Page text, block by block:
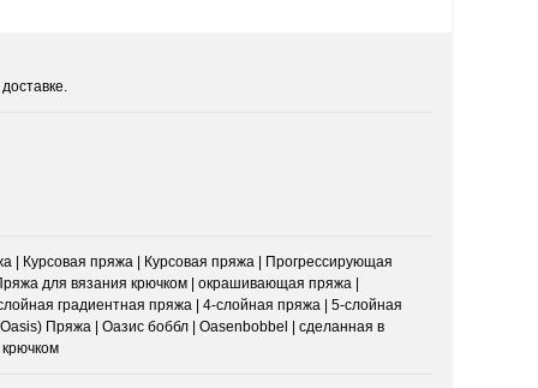
| Курсовая пряжа | Курсовая пряжа | Прогрессирующая
для вязания крючком | окрашивающая пряжа |
градиентная пряжа | 4-слойная пряжа | 5-слойная
Пряжа | Оазис боббл | Oasenbobbel | сделанная в